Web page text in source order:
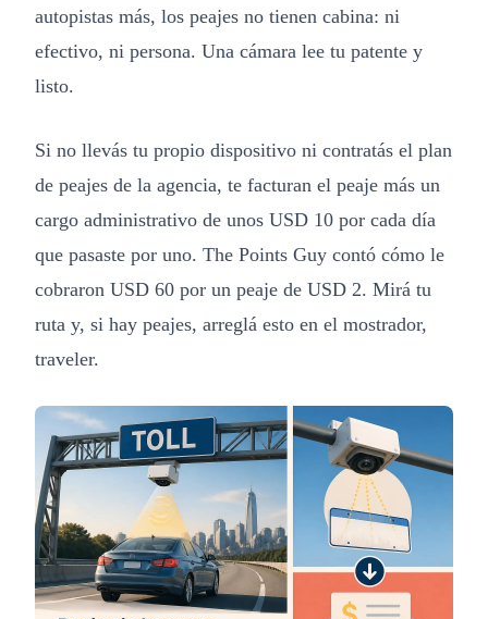
autopistas más, los peajes no tienen cabina: ni
efectivo, ni persona. Una cámara lee tu patente y
listo.
Si no llevás tu propio dispositivo ni contratás el plan
de peajes de la agencia, te facturan el peaje más un
cargo administrativo de unos USD 10 por cada día
que pasaste por uno. The Points Guy contó cómo le
cobraron USD 60 por un peaje de USD 2. Mirá tu
ruta y, si hay peajes, arreglá esto en el mostrador,
traveler.